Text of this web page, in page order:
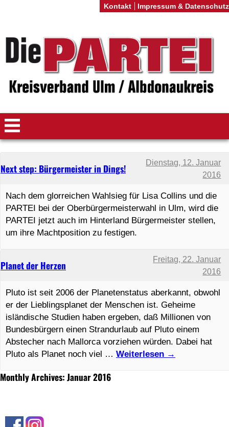
Monthly Archives: Januar 2016
Planet der Herzen
Freitag, 22. Januar
2016
Pluto ist seit 2006 der Planetenstatus aberkannt, obwohl
er der Lieblingsplanet der Menschen ist. Geheime
isländische Studien haben ergeben, daß Millionen von
Bundesbürgern einen Strandurlaub auf Pluto einem
Abstecher nach Mallorca vorziehen würden. Dabei hat
Pluto als Planet noch viel … Weiterlesen →
Next step: Bürgermeister in Dings!
Dienstag, 12. Januar
2016
Nach dem glorreichen Wahlsieg für Lisa Collins und die
PARTEI bei der Oberbürgermeisterwahl in Ulm, wird die
PARTEI jetzt auch im Hinterland Bürgermeister stellen,
um ihre Machtposition zu festigen.
Kontakt Impressum & Datenschutz